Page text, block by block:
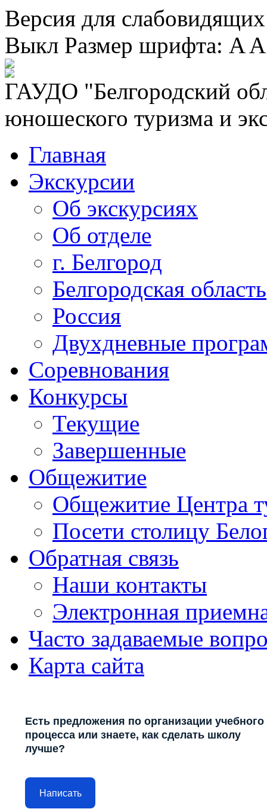
Версия для
Выкл Размер шрифта: A A
ГАУДО "Белгородский
юношеского туризма и
Главная
Экскурсии
Об экскурсиях
Об отделе
г. Белгород
Белгородская область
Россия
Двухдневные
Соревнования
Конкурсы
Текущие
Завершенные
Общежитие
Общежитие Центра
Посети столицу
Обратная связь
Наши контакты
Электронная
Часто задаваемые
Карта сайта
Есть предложения по организации учебного
процесса или знаете, как сделать школу
лучше?
Написать